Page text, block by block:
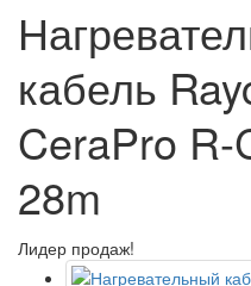
кабель
CeraPro R-
28m
Лидер продаж!